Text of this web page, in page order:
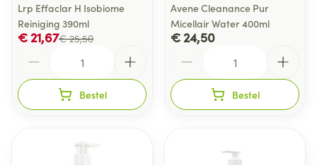
Lrp Effaclar H Isobiome
Reiniging 390ml
€ 25,50
€ 21,67
Bestel
Avene Cleanance Pur
Micellair Water 400ml
€ 24,50
Bestel